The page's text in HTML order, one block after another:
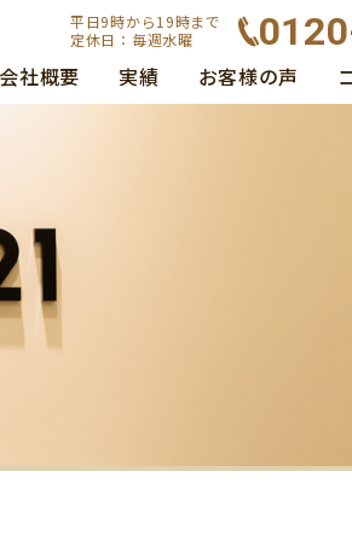
平日9時から19時まで
定休日：毎週水曜
会社概要 実績 お客様の声